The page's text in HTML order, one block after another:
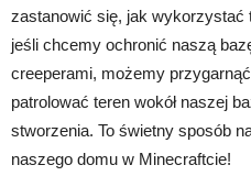
zastanowić się, jak wykorzystać
jeśli chcemy ochronić naszą
creeperami, możemy
patrolować teren wokół naszej
stworzenia. To świetny sposób
naszego domu w Minecraftcie!